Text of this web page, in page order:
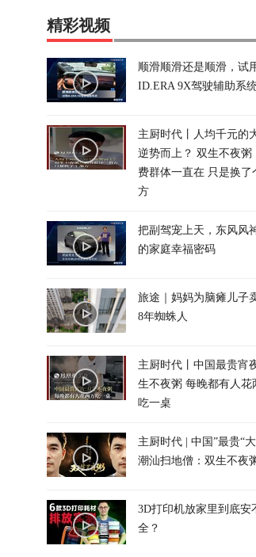
精彩视频
顺滑顺滑还是顺滑，试
ID.ERA 9X驾驶辅助系
主厨时代丨人均千元的
逆势而上？ 双生不夜粥
费群体一直在 只是换了
方
把副驾宠上天，东风风
的家庭幸福密码
旅途｜妈妈为脑瘫儿子
8年蜘蛛人
主厨时代丨中国最贵宵
生不夜粥 每晚都有人花
吃一桌
主厨时代 | 中国”最贵“
潮汕扫地僧：双生不夜
3D打印机放家里到底安
全？